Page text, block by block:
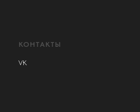
КОНТАКТЫ
VK